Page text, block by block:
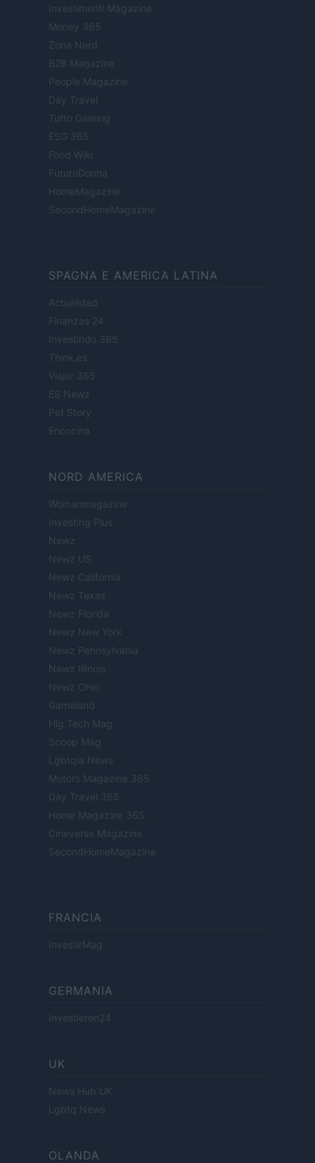
Investimenti Magazine
Money 365
Zona Nerd
B2B Magazine
People Magazine
Day Travel
Tutto Gaming
ESG 365
Food Wiki
FuturoDonna
HomeMagazine
SecondHomeMagazine
SPAGNA E AMERICA LATINA
Actualidad
Finanzas 24
Investindo 365
Think.es
Viajar 365
ES Newz
Pet Story
Encocina
NORD AMERICA
Womanmagazine
Investing Plus
Newz
Newz US
Newz California
Newz Texas
Newz Florida
Newz New York
Newz Pennsylvania
Newz Illinois
Newz Ohio
Gameland
Hig Tech Mag
Scoop Mag
Lgbtqia News
Motors Magazine 365
Day Travel 365
Home Magazine 365
Cineverse Magazine
SecondHomeMagazine
FRANCIA
InvestirMag
GERMANIA
Investieren24
UK
News Hub UK
Lgbtq News
OLANDA